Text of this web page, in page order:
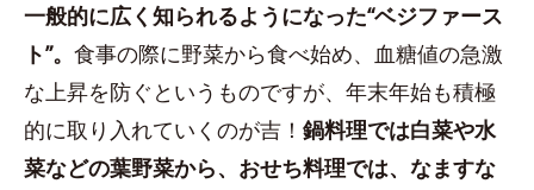
一般的に広く知られるようになった“ベジファース
ト”。 食事の際に野菜から食べ始め、血糖値の急激
な上昇を防ぐというものですが、年末年始も積極
的に取り入れていくのが吉！ 鍋料理では白菜や水
菜などの葉野菜から、おせち料理では、なますな